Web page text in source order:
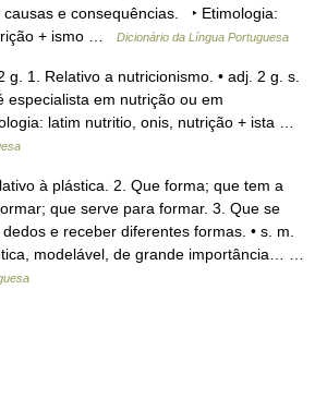
e consequências. ‣ Etimologia:
+ ismo …
Dicionário da Língua Portuguesa
1. Relativo a nutricionismo. • adj. 2 g. s.
especialista em nutrição ou em
latim nutritio, onis, nutrição + ista …
à plástica. 2. Que forma; que tem a
que serve para formar. 3. Que se
e receber diferentes formas. • s. m.
modelável, de grande importância… …